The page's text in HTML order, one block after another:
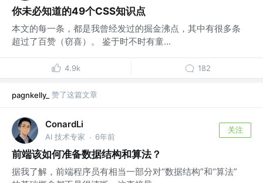
你未必知道的49个CSS知识点
本文的每一条，都是我曾经发过的掘金沸点，其中有很多条
超过了百赞（窃喜）。 鉴于时不时有童...
4.9k 182
pagnkelly_ 赞了这篇文章
ConardLi
AI 技术专家 · 6年前
关注
前端该如何准备数据结构和算法？
据我了解，前端程序员有相当一部分对“数据结构”和“算法”